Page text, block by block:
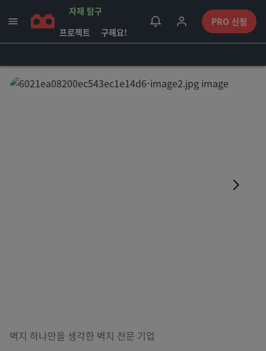
자재 탐구
프로젝트
구해요!
PRO 신청
벽지 하나만을 생각한 벽지 전문 기업